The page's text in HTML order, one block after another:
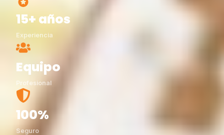
15+ años
Experiencia
Equipo
Profesional
100%
Seguro